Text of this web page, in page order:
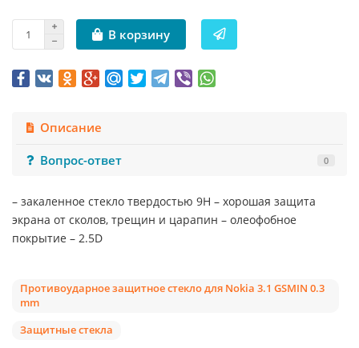
В корзину
Описание
Вопрос-ответ
0
– закаленное стекло твердостью 9Н – хорошая защита
экрана от сколов, трещин и царапин – олеофобное
покрытие – 2.5D
Противоударное защитное стекло для Nokia 3.1 GSMIN 0.3
mm
Защитные стекла